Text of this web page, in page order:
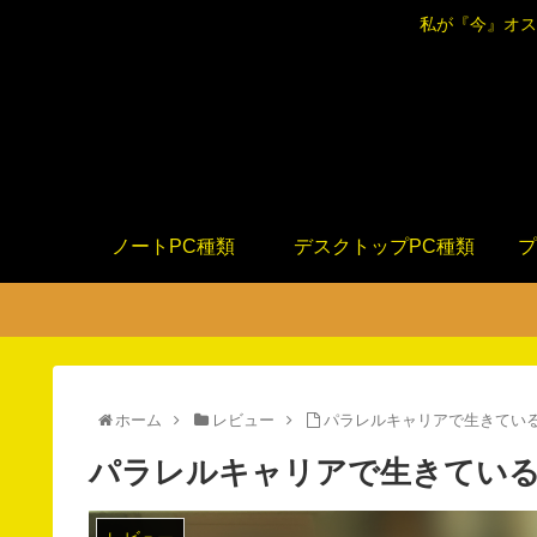
私が『今』オ
ノートPC種類 デスクトップPC種類
ホーム レビュー パラレルキャリアで生きてい
パラレルキャリアで生きてい